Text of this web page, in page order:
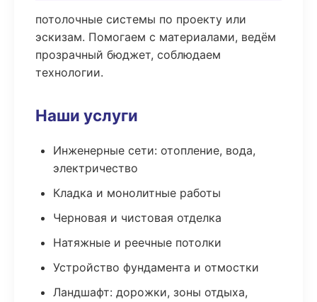
потолочные системы по проекту или
эскизам. Помогаем с материалами, ведём
прозрачный бюджет, соблюдаем
технологии.
Наши услуги
Инженерные сети: отопление, вода,
электричество
Кладка и монолитные работы
Черновая и чистовая отделка
Натяжные и реечные потолки
Устройство фундамента и отмостки
Ландшафт: дорожки, зоны отдыха,